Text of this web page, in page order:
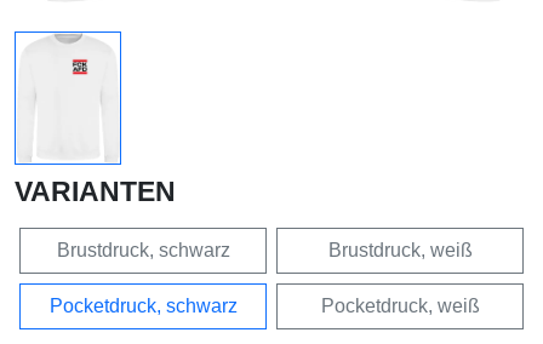
VARIANTEN
Brustdruck, schwarz Brustdruck, weiß
Pocketdruck, schwarz Pocketdruck, weiß